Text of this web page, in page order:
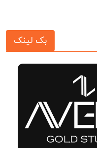
بک لینک